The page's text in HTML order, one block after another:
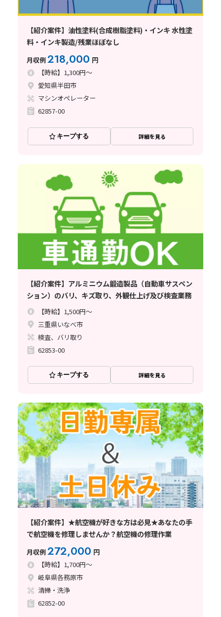
【紹介案件】油性塗料(合成樹脂塗料)・インキ 水性塗
料・インキ製造/残業ほぼなし
月収例218,000 円
【時給】1,300円～
愛知県半田市
マシンオペレーター
62857-00
キープする 詳細を見る
【紹介案件】アルミニウム鍛造製品（自動車サスペン
ション）のバリ、キズ取り、外観仕上げ及び検査業務
【時給】1,500円～
三重県いなべ市
検査、バリ取り
62853-00
キープする 詳細を見る
【紹介案件】★航空機が好きな方は必見★あなたの手
で航空機を修理しませんか？航空機の修理作業
月収例272,000 円
【時給】1,700円～
岐阜県各務原市
清掃・洗浄
62852-00